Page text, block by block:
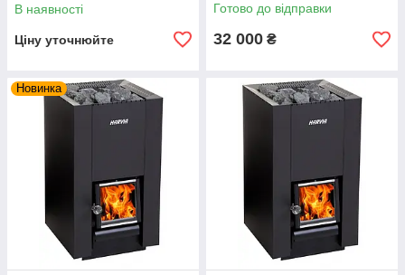
В наявності
Ціну уточнюйте
Готово до відправки
32 000 ₴
Новинка